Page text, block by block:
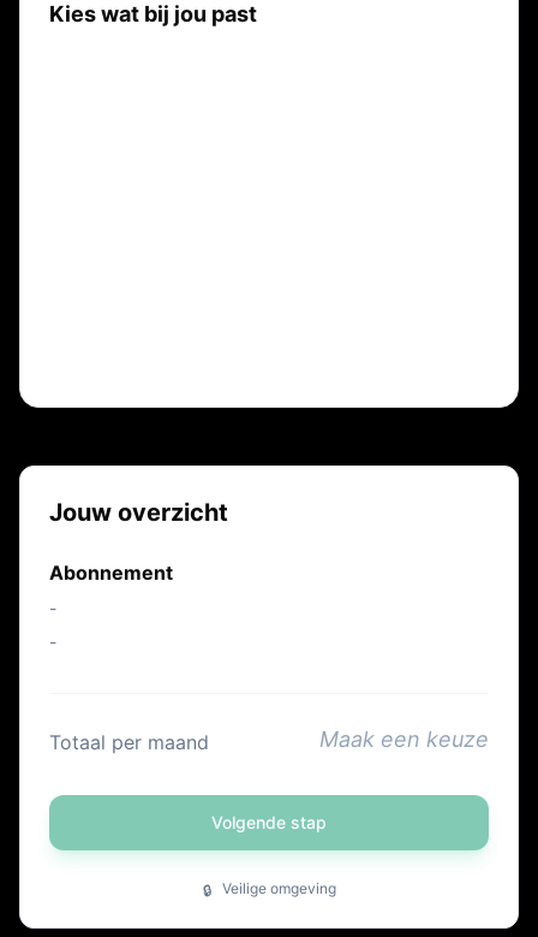
Kies wat bij jou past
Jouw overzicht
Abonnement
-
-
Totaal per maand Maak een keuze
Volgende stap
🔒 Veilige omgeving